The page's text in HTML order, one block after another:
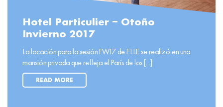
Hotel Particulier – Otoño
Invierno 2017
La locación para la sesión FW17 de ELLE se realizó en una
mansión privada que refleja el París de los [...]
READ MORE